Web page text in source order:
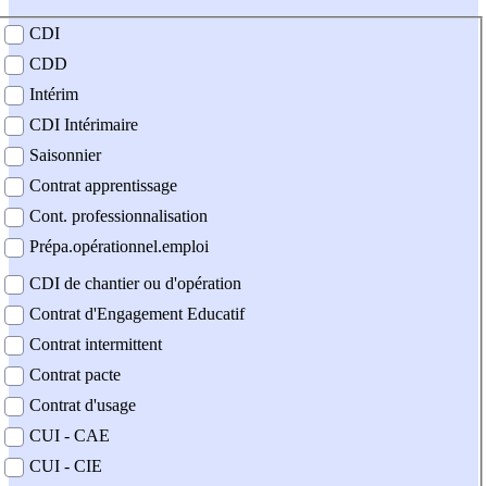
contrat
CDI
CDD
Intérim
CDI Intérimaire
Saisonnier
Contrat apprentissage
Cont. professionnalisation
Prépa.opérationnel.emploi
CDI de chantier ou d'opération
Contrat d'Engagement Educatif
Contrat intermittent
Contrat pacte
Contrat d'usage
CUI - CAE
CUI - CIE